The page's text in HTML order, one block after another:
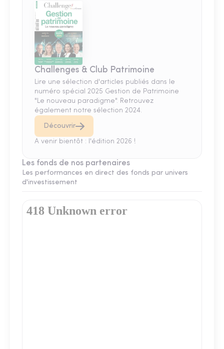
Challenges & Club Patrimoine
Lire une sélection d'articles publiés dans le
numéro spécial 2025 Gestion de Patrimoine
"Le nouveau paradigme". Retrouvez
également notre sélection 2024.
Découvrir
A venir bientôt : l'édition 2026 !
Les fonds de nos partenaires
Les performances en direct des fonds par univers
d'investissement